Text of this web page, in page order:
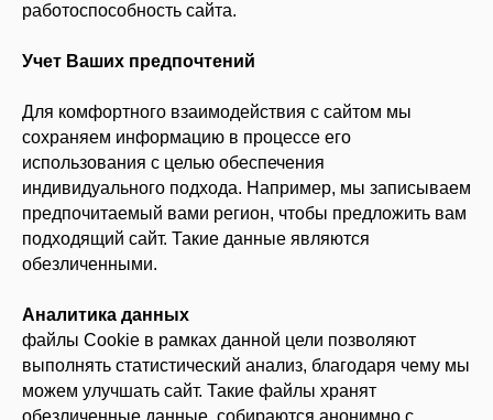
работоспособность сайта.
Учет Ваших предпочтений
Для комфортного взаимодействия с сайтом мы
сохраняем информацию в процессе его
использования с целью обеспечения
индивидуального подхода. Например, мы записываем
предпочитаемый вами регион, чтобы предложить вам
подходящий сайт. Такие данные являются
обезличенными.
Аналитика данных
файлы Cookie в рамках данной цели позволяют
выполнять статистический анализ, благодаря чему мы
можем улучшать сайт. Такие файлы хранят
обезличенные данные, собираются анонимно с